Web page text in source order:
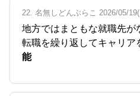
22. 名無しどんぶらこ 2026/05/
地方ではまともな就職先が
転職を繰り返してキャリア
能